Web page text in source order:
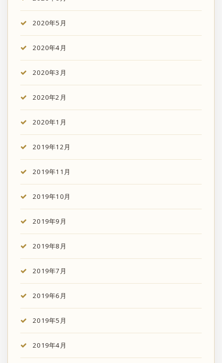
2020年5月
2020年4月
2020年3月
2020年2月
2020年1月
2019年12月
2019年11月
2019年10月
2019年9月
2019年8月
2019年7月
2019年6月
2019年5月
2019年4月